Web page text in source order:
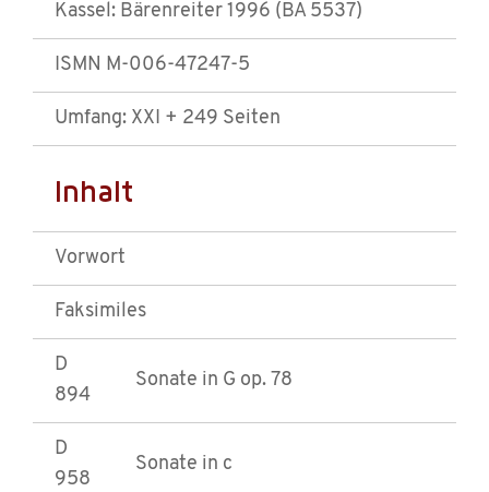
Kassel: Bärenreiter 1996 (BA 5537)
ISMN M-006-47247-5
Umfang: XXI + 249 Seiten
Inhalt
Vorwort
Faksimiles
D
894
Sonate in G op. 78
D
958
Sonate in c